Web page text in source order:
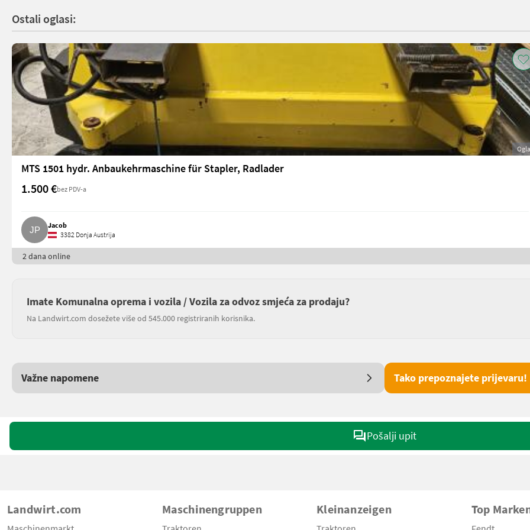
Ostali oglasi:
MTS 1501 hydr. Anbaukehrmaschine für Stapler, Radlader
1.500 €bez PDV-a
Jacob
3382 Donja Austrija
2 dana online
Imate Komunalna oprema i vozila / Vozila za odvoz smjeća za prodaju?
Na Landwirt.com dosežete više od 545.000 registriranih korisnika.
Važne napomene Tako prepoznajete prijevaru!
Pošalji upit
Landwirt.com Maschinengruppen Kleinanzeigen Top